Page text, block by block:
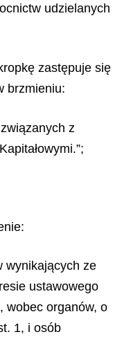
udzielanych
zastępuje się
brzmieniu:
z
wynikających ze
ustawowego
wobec organów, o
1, i osób